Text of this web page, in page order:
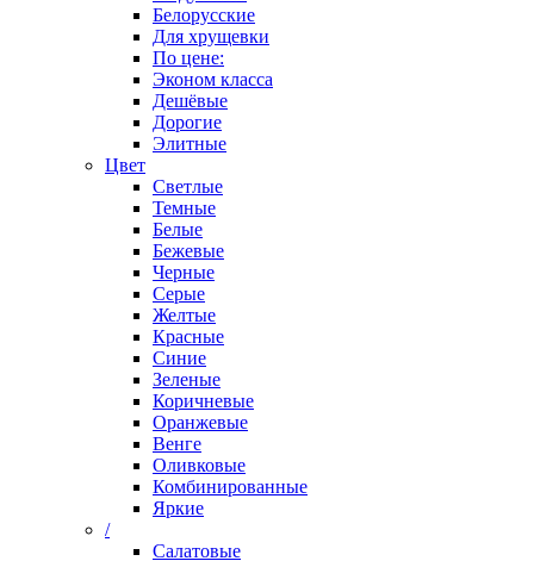
Белорусские
Для хрущевки
По цене:
Эконом класса
Дешёвые
Дорогие
Элитные
Цвет
Светлые
Темные
Белые
Бежевые
Черные
Серые
Желтые
Красные
Синие
Зеленые
Коричневые
Оранжевые
Венге
Оливковые
Комбинированные
Яркие
/
Салатовые